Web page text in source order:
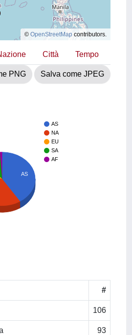
© OpenStreetMap contributors.
Città Tempo
PNG Salva come JPEG
AS
NA
EU
SA
AF
AS
#
106
93